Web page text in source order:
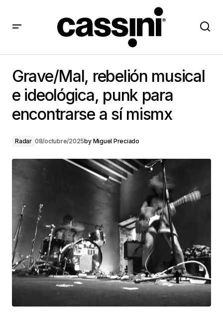
encontrarse a sí mismx
Grave/Mal, rebelión musical
e ideológica, punk para
encontrarse a sí mismx
Radar 08/octubre/2025by Miguel Preciado